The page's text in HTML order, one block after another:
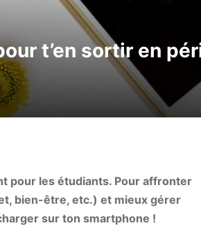
t’en sortir en
pour les étudiants. Pour affronter
bien-être, etc.) et mieux gérer
sur ton smartphone !